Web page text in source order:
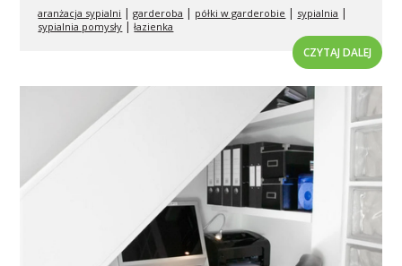
aranżacja sypialni |garderoba | półki w garderobie | sypialnia |
sypialnia pomysły |łazienka
CZYTAJ DALEJ